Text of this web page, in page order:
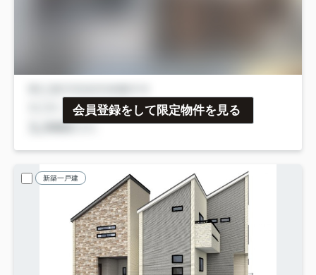
会員登録をして限定物件を見る
新築一戸建